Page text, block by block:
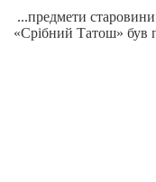
...предмети
«Срібний Татош» був